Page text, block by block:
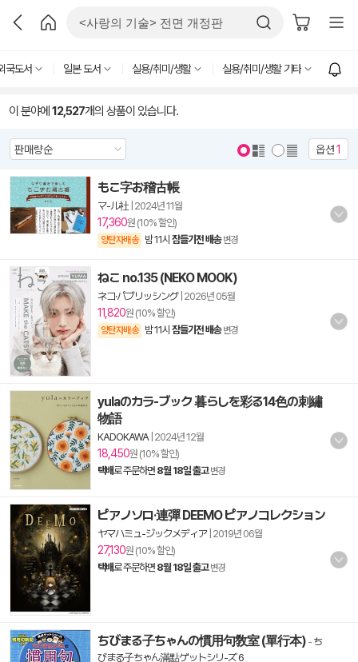
국도서 일본 도서 실용/취미/생활 실용/취미/생활 기타
이 분야에 12,527개의 상품이 있습니다.
옵션1
もこ字お稽古帳
マ-ル社 2024년 11월
17,360원 (10% 할인)
양탄자배송 밤 11시 잠들기전 배송 변경
ねこ no.135 (NEKO MOOK)
ネコ·パブリッシング| 2026년 05월
11,820원 (10% 할인)
양탄자배송 밤 11시 잠들기전 배송 변경
yulaのカラ-ブック 暮らしを彩る14色の刺繡
物語
KADOKAWA| 2024년 12월
18,450원 (10% 할인)
택배로 주문하면 8월 18일 출고 변경
ピアノソロ·連彈 DEEMO ピアノコレクション
ヤマハミュ-ジックメディア 2019년 06월
27,130원 (10% 할인)
택배로 주문하면 8월 18일 출고 변경
ちびまる子ちゃんの慣用句敎室 (單行本) - ち
びまる子ちゃん滿點ゲットシリ-ズ 6